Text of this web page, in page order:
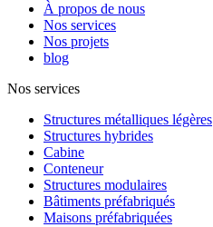
À propos de nous
Nos services
Nos projets
blog
Nos services
Structures métalliques légères
Structures hybrides
Cabine
Conteneur
Structures modulaires
Bâtiments préfabriqués
Maisons préfabriquées